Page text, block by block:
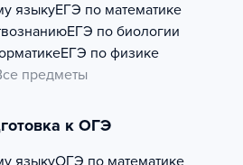
языкуЕГЭ по математике
ЕГЭ по биологии
ЕГЭ по физике
предметы
к ОГЭ
языкуОГЭ по математике